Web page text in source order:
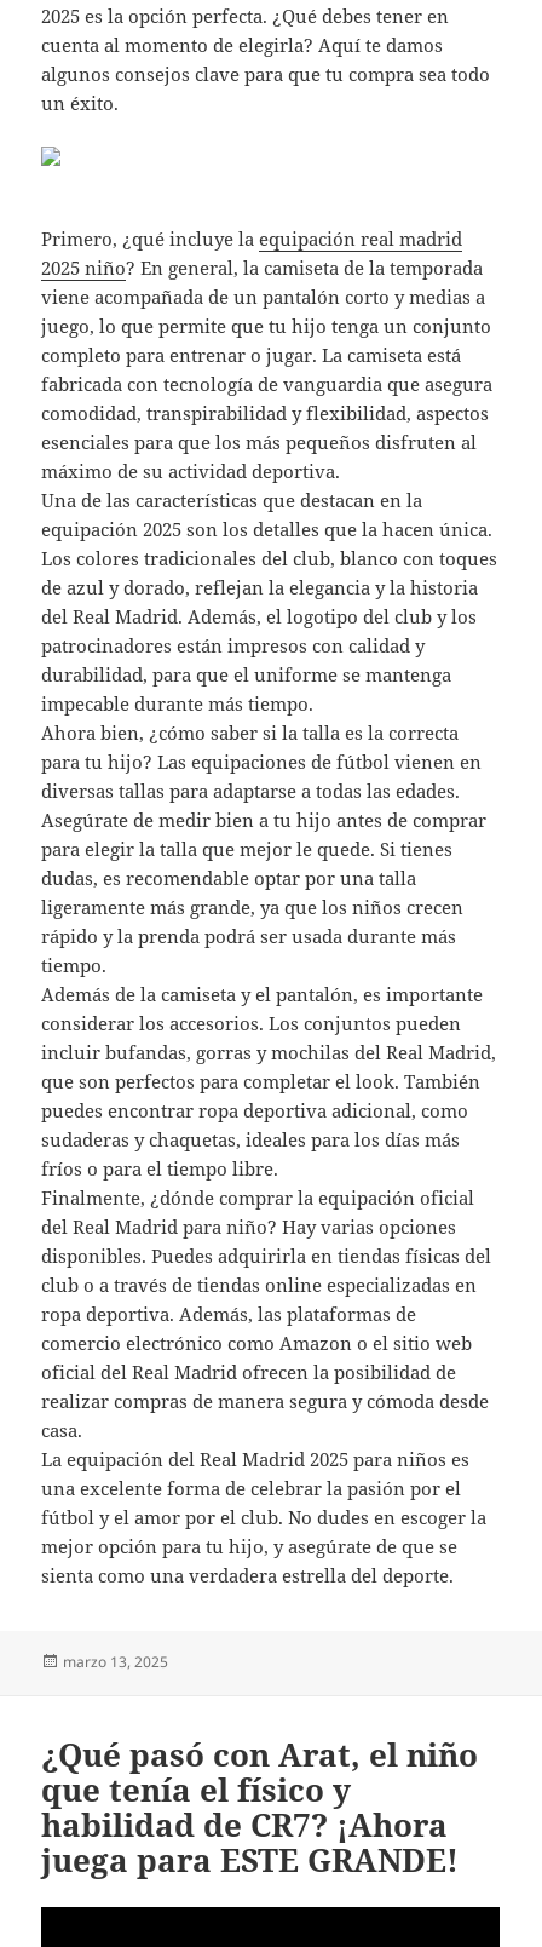
2025 es la opción perfecta. ¿Qué debes tener en
cuenta al momento de elegirla? Aquí te damos
algunos consejos clave para que tu compra sea todo
un éxito.
Primero, ¿qué incluye laequipación real madrid
2025 niño? En general, la camiseta de la temporada
viene acompañada de un pantalón corto y medias a
juego, lo que permite que tu hijo tenga un conjunto
completo para entrenar o jugar. La camiseta está
fabricada con tecnología de vanguardia que asegura
comodidad, transpirabilidad y flexibilidad, aspectos
esenciales para que los más pequeños disfruten al
máximo de su actividad deportiva.
Una de las características que destacan en la
equipación 2025 son los detalles que la hacen única.
Los colores tradicionales del club, blanco con toques
de azul y dorado, reflejan la elegancia y la historia
del Real Madrid. Además, el logotipo del club y los
patrocinadores están impresos con calidad y
durabilidad, para que el uniforme se mantenga
impecable durante más tiempo.
Ahora bien, ¿cómo saber si la talla es la correcta
para tu hijo? Las equipaciones de fútbol vienen en
diversas tallas para adaptarse a todas las edades.
Asegúrate de medir bien a tu hijo antes de comprar
para elegir la talla que mejor le quede. Si tienes
dudas, es recomendable optar por una talla
ligeramente más grande, ya que los niños crecen
rápido y la prenda podrá ser usada durante más
tiempo.
Además de la camiseta y el pantalón, es importante
considerar los accesorios. Los conjuntos pueden
incluir bufandas, gorras y mochilas del Real Madrid,
que son perfectos para completar el look. También
puedes encontrar ropa deportiva adicional, como
sudaderas y chaquetas, ideales para los días más
fríos o para el tiempo libre.
Finalmente, ¿dónde comprar la equipación oficial
del Real Madrid para niño? Hay varias opciones
disponibles. Puedes adquirirla en tiendas físicas del
club o a través de tiendas online especializadas en
ropa deportiva. Además, las plataformas de
comercio electrónico como Amazon o el sitio web
oficial del Real Madrid ofrecen la posibilidad de
realizar compras de manera segura y cómoda desde
casa.
La equipación del Real Madrid 2025 para niños es
una excelente forma de celebrar la pasión por el
fútbol y el amor por el club. No dudes en escoger la
mejor opción para tu hijo, y asegúrate de que se
sienta como una verdadera estrella del deporte.
Publicado
marzo 13, 2025
¿Qué pasó con Arat, el niño
que tenía el físico y
habilidad de CR7? ¡Ahora
juega para ESTE GRANDE!